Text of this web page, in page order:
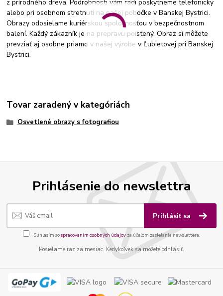
z prírodného dreva. Podrobnosti vám radi poskytneme telefonicky
alebo pri osobnom stretnutí na našej pobočke v Banskej Bystrici.
Obrazy odosielame kuriérskou spoločnosťou v bezpečnostnom
balení. Každý zákazník je na prepravu poistený. Obraz si môžete
prevziať aj osobne priamo v našej výrobe v Ľubietovej pri Banskej
Bystrici.
Tovar zaradený v kategóriách
Osvetlené obrazy s fotografiou
Prihlásenie do newslettra
Prihlásiť sa
Súhlasím sospracovaním osobných údajov za účelom zasielania newslettera.
Posielame raz za mesiac. Kedykoľvek sa môžete odhlásiť.